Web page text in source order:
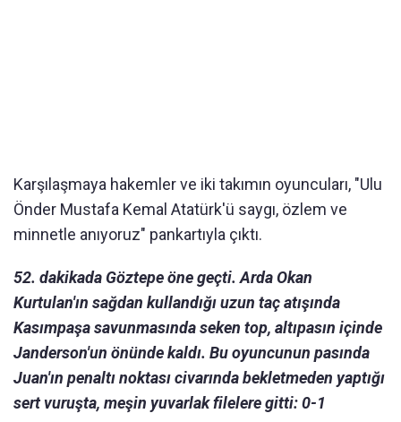
Karşılaşmaya hakemler ve iki takımın oyuncuları, "Ulu
Önder Mustafa Kemal Atatürk'ü saygı, özlem ve
minnetle anıyoruz" pankartıyla çıktı.
52. dakikada Göztepe öne geçti. Arda Okan
Kurtulan'ın sağdan kullandığı uzun taç atışında
Kasımpaşa savunmasında seken top, altıpasın içinde
Janderson'un önünde kaldı. Bu oyuncunun pasında
Juan'ın penaltı noktası civarında bekletmeden yaptığı
sert vuruşta, meşin yuvarlak filelere gitti: 0-1